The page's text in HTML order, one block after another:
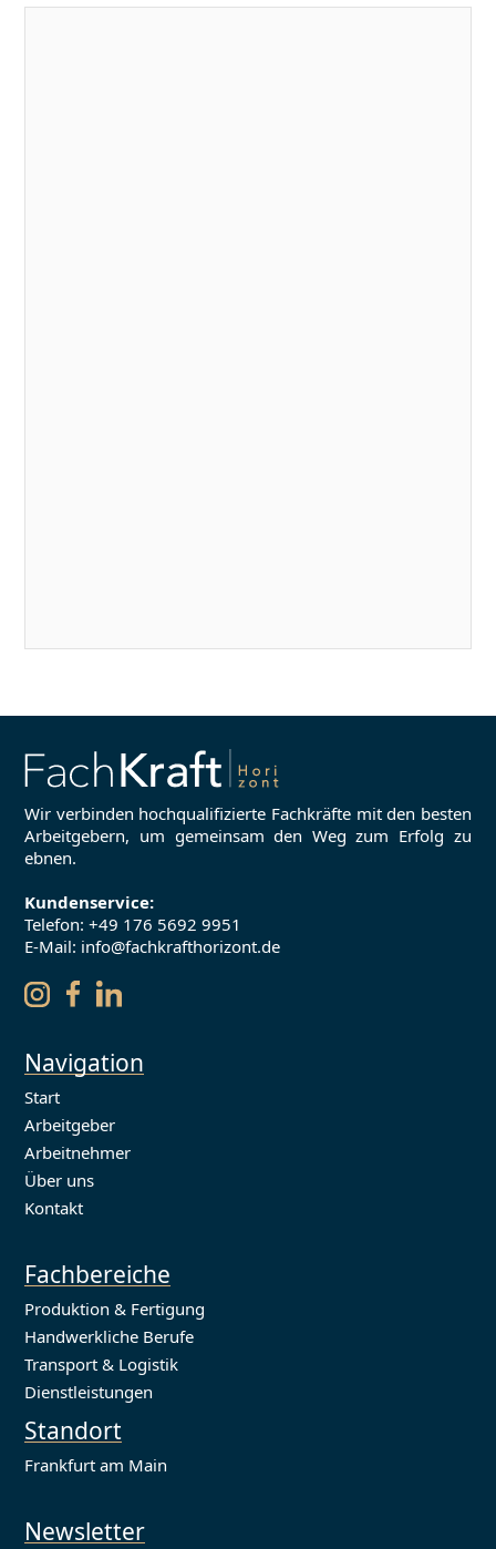
Wir verbinden hochqualifizierte Fachkräfte mit den besten
Arbeitgebern, um gemeinsam den Weg zum Erfolg zu
ebnen.
Kundenservice:
Telefon:+49 176 5692 9951
E-Mail: info@fachkrafthorizont.de
Navigation
Start
Arbeitgeber
Arbeitnehmer
Über uns
Kontakt
Fachbereiche
Produktion & Fertigung
Handwerkliche Berufe
Transport & Logistik
Dienstleistungen
Standort
Frankfurt am Main
Newsletter